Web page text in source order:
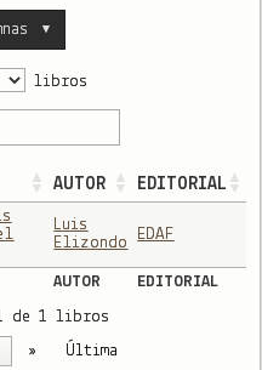
▼
libros
AUTOR EDITORIAL
Luis
Elizondo
EDAF
AUTOR
EDITORIAL
de 1 libros
» Última